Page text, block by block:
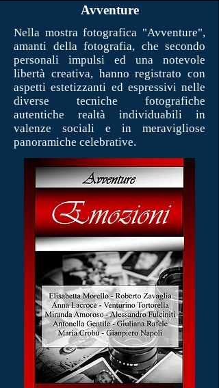
Avventure
Nella mostra fotografica "Avventure",
amanti della fotografia, che secondo
personali impulsi ed una notevole
libertà creativa, hanno registrato con
aspetti estetizzanti ed espressivi nelle
diverse tecniche fotografiche
autentiche realtà individuabili in
valenze sociali e in meravigliose
panoramiche celebrative.